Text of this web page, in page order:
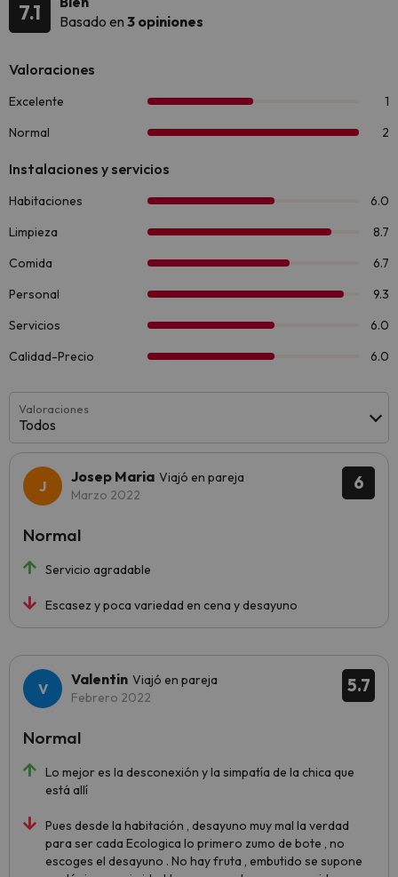
7.1
Basado en 3 opiniones
Valoraciones
Todos
6
Josep Maria Viajó en pareja
Marzo 2022
Servicio agradable
Escasez y poca variedad en cena y desayuno
Normal
5.7
Valentin Viajó en pareja
Febrero 2022
Lo mejor es la desconexión y la simpatía de la chica que
está allí
Pues desde la habitación , desayuno muy mal la verdad
para ser cada Ecologica lo primero zumo de bote , no
escoges el desayuno . No hay fruta , embutido se supone
Normal